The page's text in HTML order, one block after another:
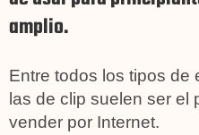
amplio.
Entre todos los tipos de
las de clip suelen ser el
vender por Internet.